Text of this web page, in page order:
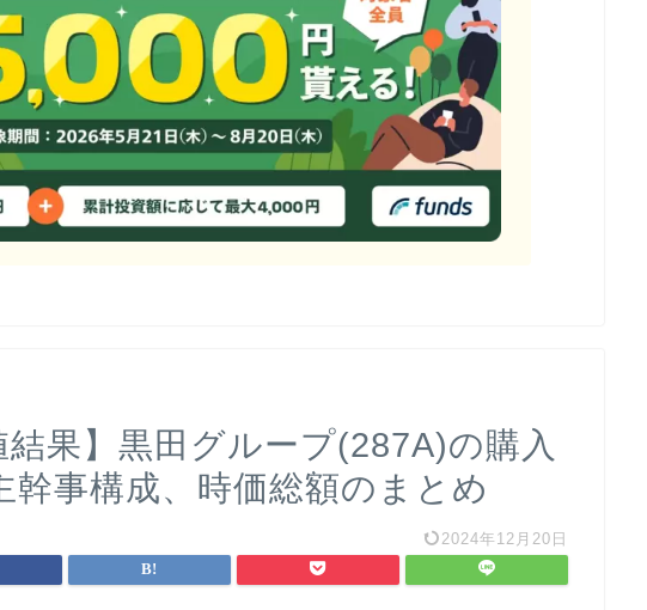
結果】黒田グループ(287A)の購入
幹事構成、時価総額のまとめ
2024年12月20日